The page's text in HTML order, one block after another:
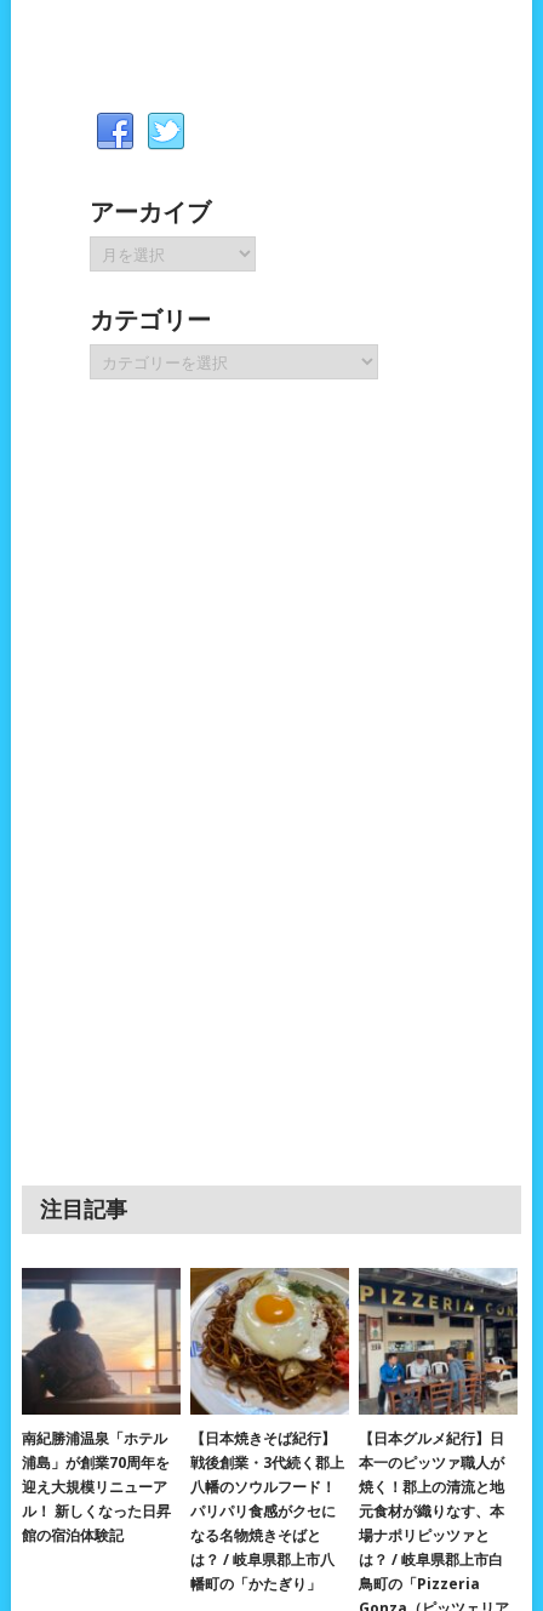
アーカイブ
ー
イ
ブ
カテゴリー
テ
注目記事
南紀勝浦温泉「ホテル
浦島」が創業70周年を
迎え大規模リニューア
ル！ 新しくなった日昇
館の宿泊体験記
【日本焼きそば紀行】
戦後創業・3代続く郡上
八幡のソウルフード！
パリパリ食感がクセに
なる名物焼きそばと
は？ / 岐阜県郡上市八
幡町の「かたぎり」
【日本グルメ紀行】日
本一のピッツァ職人が
焼く！郡上の清流と地
元食材が織りなす、本
場ナポリピッツァと
は？ / 岐阜県郡上市白
鳥町の「Pizzeria